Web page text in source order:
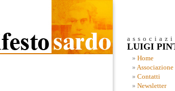
LUIGI
Home
Associazione
Contatti
Newsletter